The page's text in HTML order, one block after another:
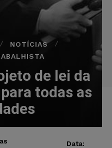
NOTÍCIAS
de lei da
todas as
Data: